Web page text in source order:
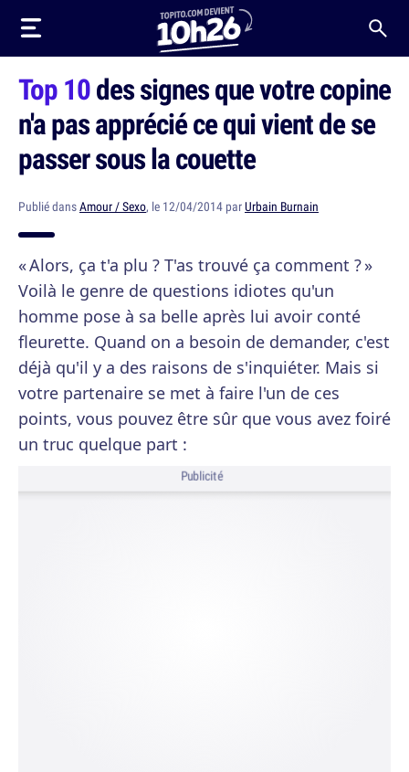
Top 10des signes que votre copine
n'a pas apprécié ce qui vient de se
passer sous la couette
Publié dansAmour / Sexo, le 12/04/2014 parUrbain Burnain
« Alors, ça t'a plu ? T'as trouvé ça comment ? »
Voilà le genre de questions idiotes qu'un
homme pose à sa belle après lui avoir conté
fleurette. Quand on a besoin de demander, c'est
déjà qu'il y a des raisons de s'inquiéter. Mais si
votre partenaire se met à faire l'un de ces
points, vous pouvez être sûr que vous avez foiré
un truc quelque part :
Publicité